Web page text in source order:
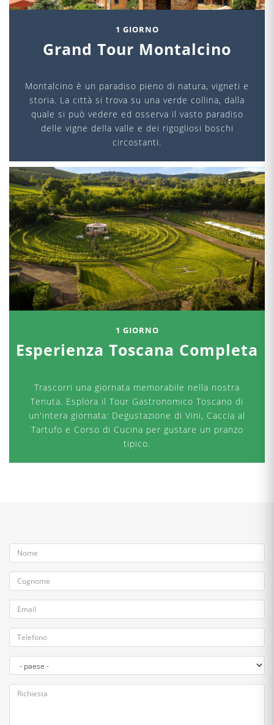
1 GIORNO
Grand Tour Montalcino
Montalcino è un paradiso pieno di natura, vigneti e
storia. La città si trova su una verde collina, dalla
quale si può vedere ed osserva il vasto paradiso
delle vigne della valle e dei rigogliosi boschi
circostanti.
1 GIORNO
Esperienza Toscana Completa
Trascorri una giornata memorabile nella nostra
Tenuta. Esplora il Tour Gastronomico Toscano di
un'intera giornata: Degustazione di Vini, Caccia al
Tartufo e Corso di Cucina per gustare un pranzo
tipico.